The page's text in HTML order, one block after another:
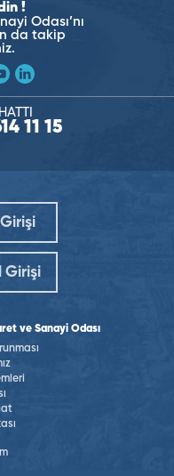
!
Odası’nı
da takip
11 15
Girişi
ve Sanayi Odası